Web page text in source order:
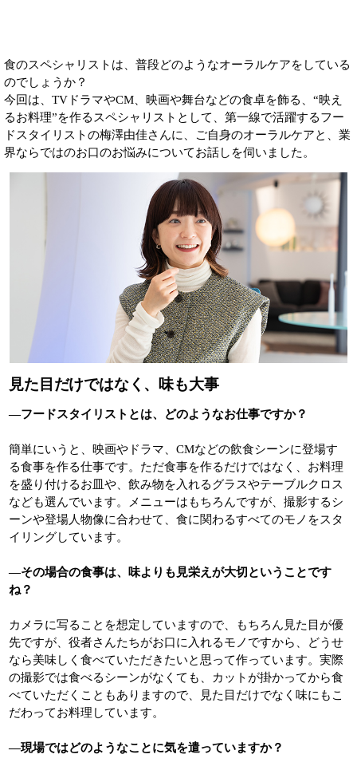
食のスペシャリストは、普段どのようなオーラルケアをしている
のでしょうか？
今回は、TVドラマやCM、映画や舞台などの食卓を飾る、“映え
るお料理”を作るスペシャリストとして、第一線で活躍するフー
ドスタイリストの梅澤由佳さんに、ご自身のオーラルケアと、業
界ならではのお口のお悩みについてお話しを伺いました。
見た目だけではなく、味も大事
―フードスタイリストとは、どのようなお仕事ですか？
簡単にいうと、映画やドラマ、CMなどの飲食シーンに登場す
る食事を作る仕事です。ただ食事を作るだけではなく、お料理
を盛り付けるお皿や、飲み物を入れるグラスやテーブルクロス
なども選んでいます。メニューはもちろんですが、撮影するシ
ーンや登場人物像に合わせて、食に関わるすべてのモノをスタ
イリングしています。
―その場合の食事は、味よりも見栄えが大切ということです
ね？
カメラに写ることを想定していますので、もちろん見た目が優
先ですが、役者さんたちがお口に入れるモノですから、どうせ
なら美味しく食べていただきたいと思って作っています。実際
の撮影では食べるシーンがなくても、カットが掛かってから食
べていただくこともありますので、見た目だけでなく味にもこ
だわってお料理しています。
―現場ではどのようなことに気を遣っていますか？